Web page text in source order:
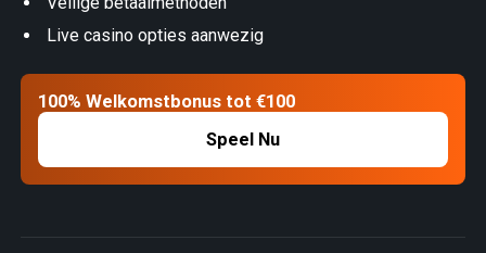
Live casino opties aanwezig
100% Welkomstbonus tot €100
Speel Nu